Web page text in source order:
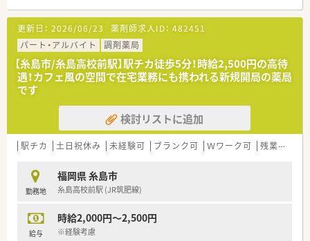
【法人特徴について】
■福岡県内に4店舗の調剤薬局を展開しており、「親切・安心・満
足」という基本方針を大切にしている企業です。
■在宅医療やジェネリック医薬品の普及に積極的で、次期診療報
酬改定を見据えた先見性のある経営を行っています。
■新規開局も予定されている成長企業であり、地域に根差したド
ミナント展開による安定した基盤が大きな特徴です。
【こんな方にオススメ】
■午前中のみの短時間勤務を希望しており、午後からは趣味や家
事に時間を使いたいという方に大変オススメです。
■車通勤を希望されている方にとって、駐車場完備の環境は非常
■高時給を維持しながら、無理のない範囲でキャリアを継続した
い、ワークライフバランス重視の方に最適です。
更新日： 2026/06/23 薬剤師求人ID： 482451
パート・アルバイト
調剤薬局
【糸島市/糸島高校前駅】駅チカ徒歩5分！時給2,500円の高待
遇！カフェ風の空間で在宅業務にも携われる新規開局の薬局
です
検討リストに追加
駅チカ 土日祝休み 未経験可 ブランク可 Ｗワーク可 残業なし(ほぼなし含む)
勤務地
福岡県 糸島市
糸島高校前駅 (JR筑肥線)
給与
時給2,000円～2,500円
※経験考慮